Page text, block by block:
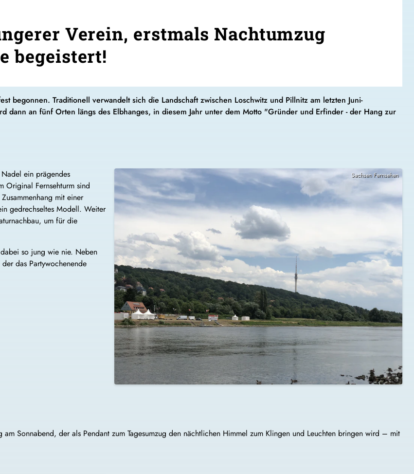
Verein, erstmals Nachtumzug
begeistert!
begonnen. Traditionell verwandelt sich die Landschaft zwischen Loschwitz und Pillnitz am letzten Juni-
dann an fünf Orten längs des Elbhanges, in diesem Jahr unter dem Motto "Gründer und Erfinder - der Hang zur
ein prägendes
Original Fernsehturm sind
mit einer
gedrechseltes Modell. Weiter
um für die
so jung wie nie. Neben
das Partywochenende
Sachsen Fernsehen
Sonnabend, der als Pendant zum Tagesumzug den nächtlichen Himmel zum Klingen und Leuchten bringen wird – mit